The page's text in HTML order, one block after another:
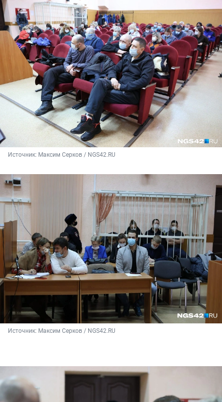
Источник: Максим Серков / NGS42.RU
Источник: Максим Серков / NGS42.RU